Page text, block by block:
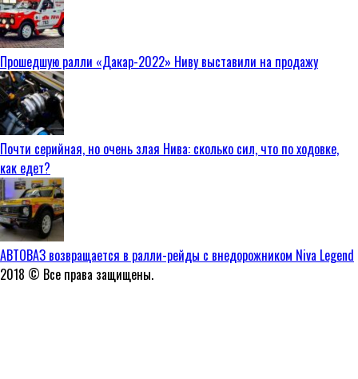
Прошедшую ралли «Дакар-2022» Ниву выставили на продажу
Почти серийная, но очень злая Нива: сколько сил, что по ходовке,
как едет?
АВТОВАЗ возвращается в ралли-рейды с внедорожником Niva Legend
2018 © Все права защищены.